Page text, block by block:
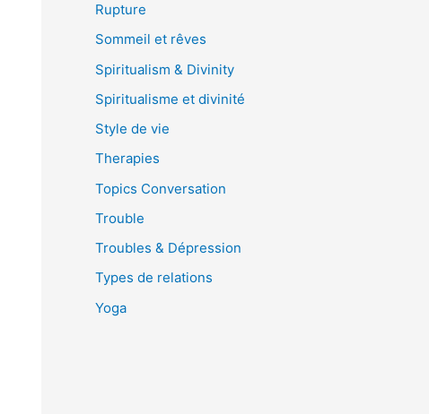
Rupture
Sommeil et rêves
Spiritualism & Divinity
Spiritualisme et divinité
Style de vie
Therapies
Topics Conversation
Trouble
Troubles & Dépression
Types de relations
Yoga